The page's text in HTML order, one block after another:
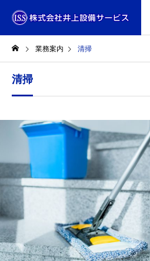
業務案内 清掃
清掃